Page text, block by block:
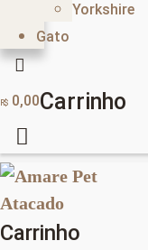
Yorkshire
Gato
R$ 0,00Carrinho
Carrinho